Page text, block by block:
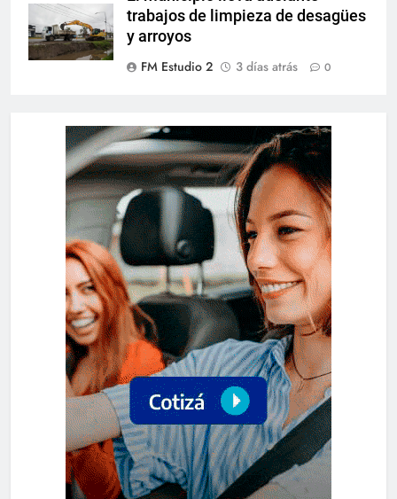
trabajos de limpieza de desagües
y arroyos
FM Estudio 2
3 días atrás 0